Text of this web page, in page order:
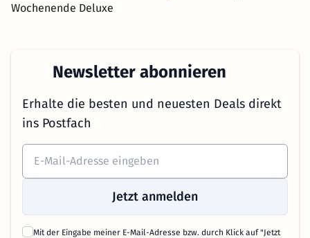
Wochenende Deluxe
Newsletter abonnieren
Erhalte die besten und neuesten Deals direkt
ins Postfach
Jetzt anmelden
Mit der Eingabe meiner E-Mail-Adresse bzw. durch Klick auf "Jetzt